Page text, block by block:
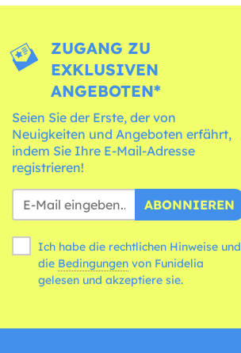
ZUGANG ZU
EXKLUSIVEN
ANGEBOTEN*
Seien Sie der Erste, der von
Neuigkeiten und Angeboten erfährt,
indem Sie Ihre E-Mail-Adresse
registrieren!
ABONNIEREN
Ich habe die rechtlichen Hinweise und
die Bedingungen
gelesen und akzeptiere sie.